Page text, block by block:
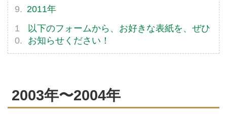
2011年
以下のフォームから、お好きな表紙を、ぜひ
お知らせください！
2003年〜2004年